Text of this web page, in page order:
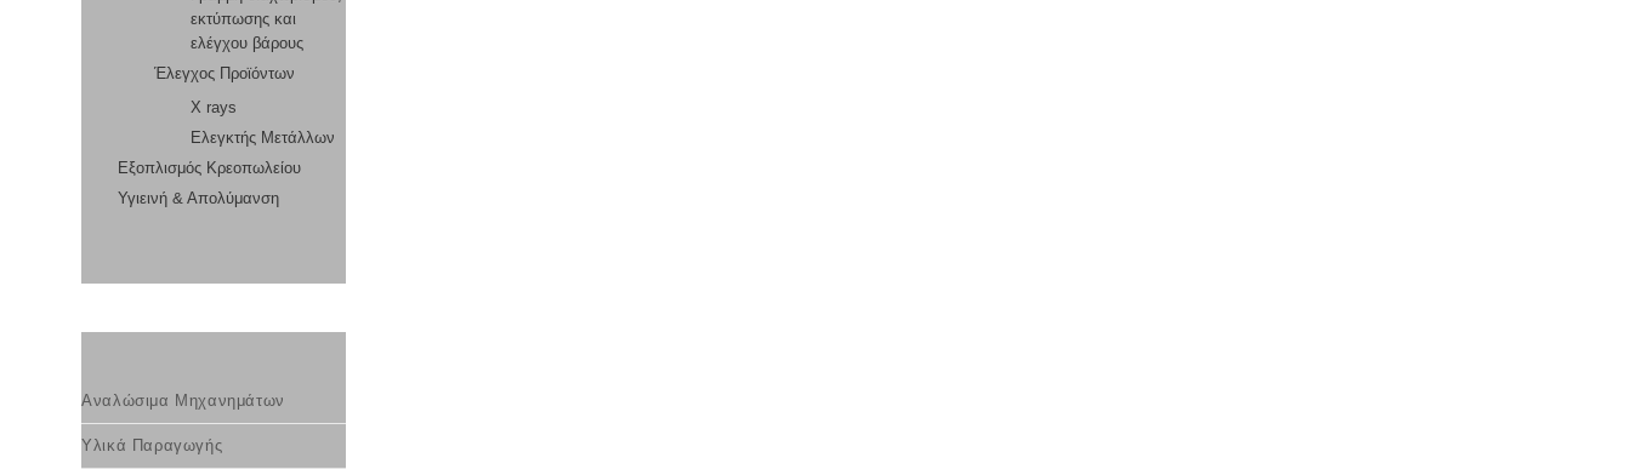
εκτύπωσης και
ελέγχου βάρους
Έλεγχος Προϊόντων
X rays
Ελεγκτής Μετάλλων
Εξοπλισμός Κρεοπωλείου
Υγιεινή & Απολύμανση
Αναλώσιμα Μηχανημάτων
Υλικά Παραγωγής